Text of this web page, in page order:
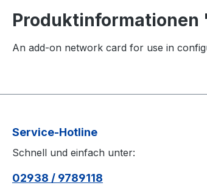
Produktinformationen
An add-on network card for use in
Service-Hotline
Schnell und einfach unter:
02938 / 9789118